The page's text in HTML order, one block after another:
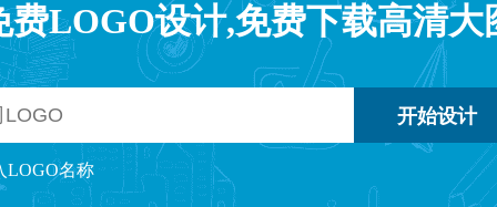
费LOGO设计,免费下载高清大
LOGO名称